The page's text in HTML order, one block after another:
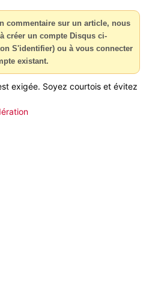
commentaire sur un article, nous
créer un compte Disqus ci-
S'identifier) ou à vous connecter
existant.
exigée. Soyez courtois et évitez